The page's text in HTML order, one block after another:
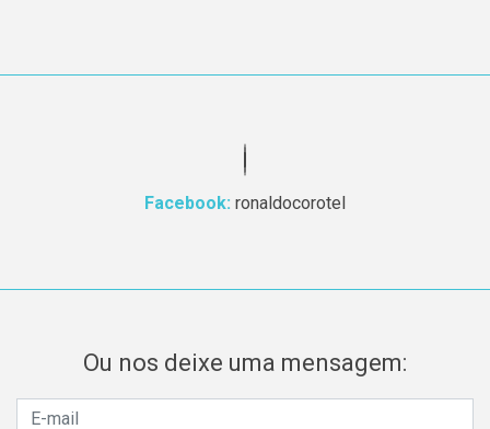
Facebook: ronaldocorotel
Ou nos deixe uma mensagem: